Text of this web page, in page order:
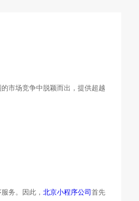
市场竞争中脱颖而出，提供超越
务。因此， 北京小程序公司首先